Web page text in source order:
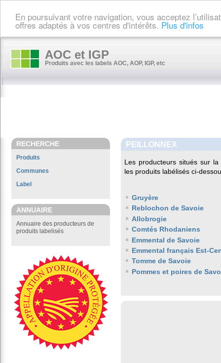
En poursuivant votre navigation, vous acceptez
offres adaptés à vos centres d'intérêts. Plus d'infos
AOC et IGP
Produits avec les labels AOC, AOP, IGP, etc
RECHERCHE
Produits
Communes
Label
ANNUAIRE
Annuaire des producteurs de
produits labelisés
PEILLONNEX
Les producteurs situés sur
les produits labélisés ci-
Gruyère
Reblochon de Savoie
Allobrogie
Comtés Rhodaniens
Emmental de Savoie
Emmental français Est-
Tomme de Savoie
Pommes et poires de